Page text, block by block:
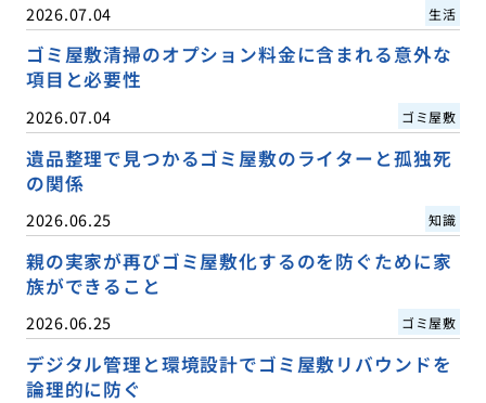
2026.07.04 生活
ゴミ屋敷清掃のオプション料金に含まれる意外な
項目と必要性
2026.07.04 ゴミ屋敷
遺品整理で見つかるゴミ屋敷のライターと孤独死
の関係
2026.06.25 知識
親の実家が再びゴミ屋敷化するのを防ぐために家
族ができること
2026.06.25 ゴミ屋敷
デジタル管理と環境設計でゴミ屋敷リバウンドを
論理的に防ぐ